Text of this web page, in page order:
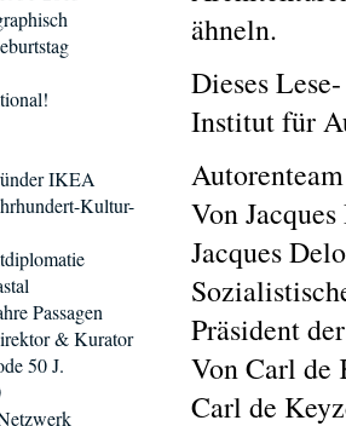
ähneln.
Dieses
Institut für
Autorenteam
Von
Jacques
Präsident
Von Carl de
Carl de
IKEA
Kultur-
Passagen
& Kurator
50 J.